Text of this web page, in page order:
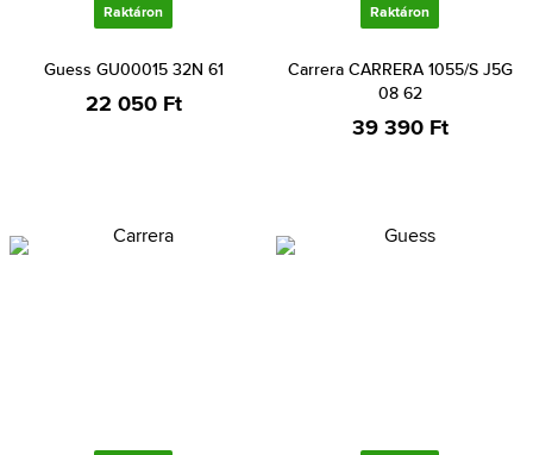
Raktáron
Guess GU00015 32N 61
22 050 Ft
Raktáron
Carrera CARRERA 1055/S J5G
08 62
39 390 Ft